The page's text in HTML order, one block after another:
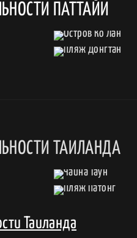
ПАТТАЙИ
ТАИЛАНДА
Таиланда